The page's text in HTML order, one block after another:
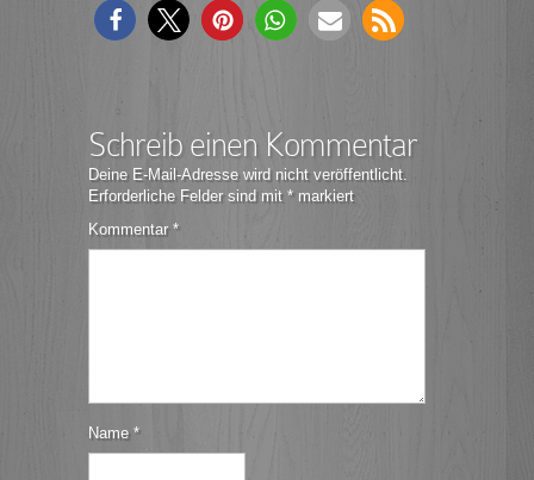
Schreib einen Kommentar
Deine E-Mail-Adresse wird nicht veröffentlicht.
Erforderliche Felder sind mit * markiert
Kommentar*
Name *